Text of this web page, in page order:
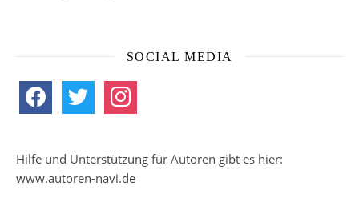
SOCIAL MEDIA
facebook twitter instagram
Hilfe und Unterstützung für Autoren gibt es hier:
www.autoren-navi.de